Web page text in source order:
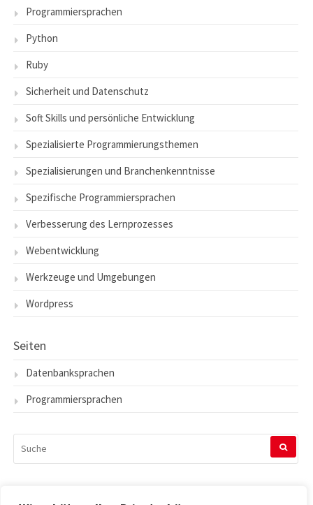
Programmiersprachen
Python
Ruby
Sicherheit und Datenschutz
Soft Skills und persönliche Entwicklung
Spezialisierte Programmierungsthemen
Spezialisierungen und Branchenkenntnisse
Spezifische Programmiersprachen
Verbesserung des Lernprozesses
Webentwicklung
Werkzeuge und Umgebungen
Wordpress
Seiten
Datenbanksprachen
Programmiersprachen
NACH: